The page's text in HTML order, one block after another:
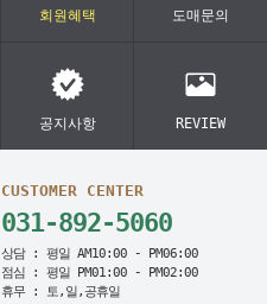
회원혜택 도매문의
공지사항 REVIEW
CUSTOMER CENTER
031-892-5060
상담 : 평일 AM10:00 - PM06:00
점심 : 평일 PM01:00 - PM02:00
휴무 : 토,일,공휴일